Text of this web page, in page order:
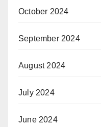
October 2024
September 2024
August 2024
July 2024
June 2024